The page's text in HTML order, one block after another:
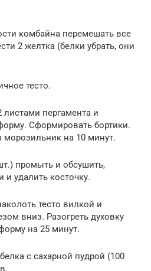
комбайна перемешать все
2 желтка (белки убрать, они
тесто.
листами пергамента и
Сформировать бортики.
морозильник на 10 минут.
промыть и обсушить,
и удалить косточку.
тесто вилкой и
вниз. Разогреть духовку
на 25 минут.
с сахарной пудрой (100